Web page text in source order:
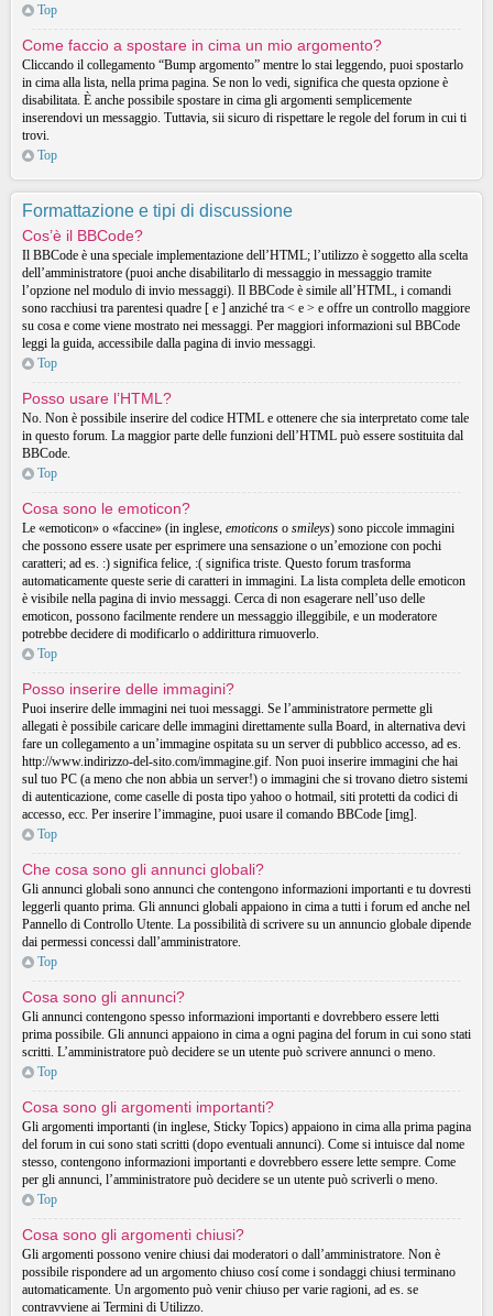
Top
Come faccio a spostare in cima un mio argomento?
Cliccando il collegamento “Bump argomento” mentre lo stai leggendo, puoi spostarlo
in cima alla lista, nella prima pagina. Se non lo vedi, significa che questa opzione è
disabilitata. È anche possibile spostare in cima gli argomenti semplicemente
inserendovi un messaggio. Tuttavia, sii sicuro di rispettare le regole del forum in cui ti
trovi.
Top
Formattazione e tipi di discussione
Cos’è il BBCode?
Il BBCode è una speciale implementazione dell’HTML; l’utilizzo è soggetto alla scelta
dell’amministratore (puoi anche disabilitarlo di messaggio in messaggio tramite
l’opzione nel modulo di invio messaggi). Il BBCode è simile all’HTML, i comandi
sono racchiusi tra parentesi quadre [ e ] anziché tra < e > e offre un controllo maggiore
su cosa e come viene mostrato nei messaggi. Per maggiori informazioni sul BBCode
leggi la guida, accessibile dalla pagina di invio messaggi.
Top
Posso usare l’HTML?
No. Non è possibile inserire del codice HTML e ottenere che sia interpretato come tale
in questo forum. La maggior parte delle funzioni dell’HTML può essere sostituita dal
BBCode.
Top
Cosa sono le emoticon?
Le «emoticon» o «faccine» (in inglese, emoticons o smileys) sono piccole immagini
che possono essere usate per esprimere una sensazione o un’emozione con pochi
caratteri; ad es. :) significa felice, :( significa triste. Questo forum trasforma
automaticamente queste serie di caratteri in immagini. La lista completa delle emoticon
è visibile nella pagina di invio messaggi. Cerca di non esagerare nell’uso delle
emoticon, possono facilmente rendere un messaggio illeggibile, e un moderatore
potrebbe decidere di modificarlo o addirittura rimuoverlo.
Top
Posso inserire delle immagini?
Puoi inserire delle immagini nei tuoi messaggi. Se l’amministratore permette gli
allegati è possibile caricare delle immagini direttamente sulla Board, in alternativa devi
fare un collegamento a un’immagine ospitata su un server di pubblico accesso, ad es.
http://www.indirizzo-del-sito.com/immagine.gif. Non puoi inserire immagini che hai
sul tuo PC (a meno che non abbia un server!) o immagini che si trovano dietro sistemi
di autenticazione, come caselle di posta tipo yahoo o hotmail, siti protetti da codici di
accesso, ecc. Per inserire l’immagine, puoi usare il comando BBCode [img].
Top
Che cosa sono gli annunci globali?
Gli annunci globali sono annunci che contengono informazioni importanti e tu dovresti
leggerli quanto prima. Gli annunci globali appaiono in cima a tutti i forum ed anche nel
Pannello di Controllo Utente. La possibilità di scrivere su un annuncio globale dipende
dai permessi concessi dall’amministratore.
Top
Cosa sono gli annunci?
Gli annunci contengono spesso informazioni importanti e dovrebbero essere letti
prima possibile. Gli annunci appaiono in cima a ogni pagina del forum in cui sono stati
scritti. L’amministratore può decidere se un utente può scrivere annunci o meno.
Top
Cosa sono gli argomenti importanti?
Gli argomenti importanti (in inglese, Sticky Topics) appaiono in cima alla prima pagina
del forum in cui sono stati scritti (dopo eventuali annunci). Come si intuisce dal nome
stesso, contengono informazioni importanti e dovrebbero essere lette sempre. Come
per gli annunci, l’amministratore può decidere se un utente può scriverli o meno.
Top
Cosa sono gli argomenti chiusi?
Gli argomenti possono venire chiusi dai moderatori o dall’amministratore. Non è
possibile rispondere ad un argomento chiuso cosí come i sondaggi chiusi terminano
automaticamente. Un argomento può venir chiuso per varie ragioni, ad es. se
contravviene ai Termini di Utilizzo.